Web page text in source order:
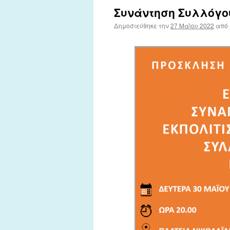
Συνάντηση
Δημοσιεύθηκε την27 Μαΐου 2022 από